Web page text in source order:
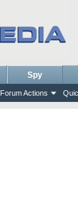
Forum Actions
Spy